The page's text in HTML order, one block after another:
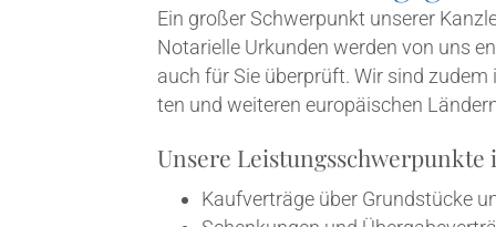
Ein gro­ßer Schwer­punkt unse­rer
Nota­ri­el­le Urkun­den wer­den von uns
auch für Sie über­prüft. Wir sind
ten und wei­te­ren euro­päi­schen
Unse­re
Kauf­ver­trä­ge über Grund­stü­cke